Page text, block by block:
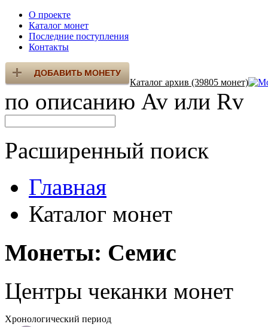
О проекте
Каталог монет
Последние поступления
Контакты
Каталог архив (39805 монет)
по описанию Av или Rv
Расширенный поиск
Главная
Каталог монет
Монеты: Семис
Центры чеканки монет
Хронологический период